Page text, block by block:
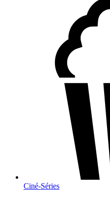
Ciné-Séries